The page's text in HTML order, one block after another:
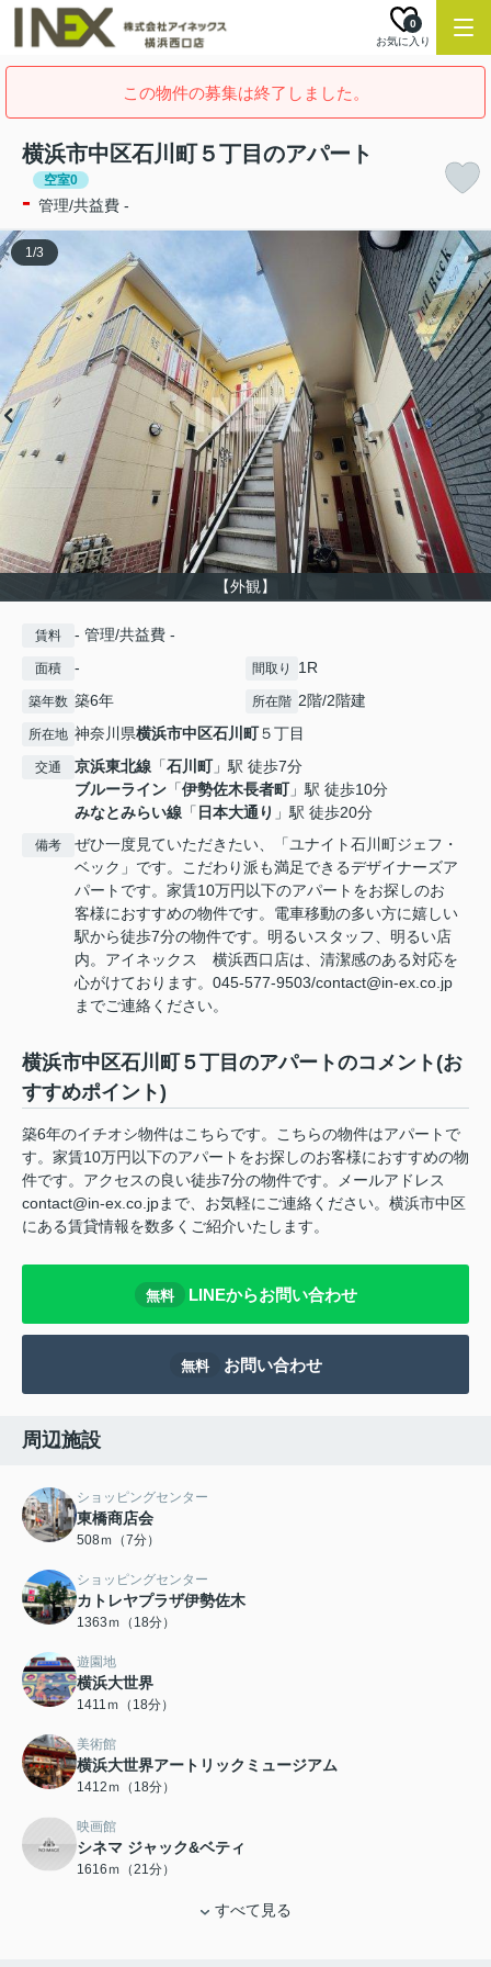
お気に入り
0
この物件の募集は終了しました。
横浜市中区石川町５丁目のアパート
空室0
- 管理/共益費 -
【外観】
1/3
賃料 - 管理/共益費 -
面積 - 間取り 1R
築年数 築6年 所在階 2階/2階建
所在地 神奈川県横浜市中区石川町５丁目
交通 京浜東北線 「石川町」駅 徒歩7分
ブルーライン 「伊勢佐木長者町」駅 徒歩10分
みなとみらい線 「 日本大通り 」駅 徒歩20分
備考
ぜひ一度見ていただきたい、「ユナイト石川町ジェフ・
ベック」です。こだわり派も満足できるデザイナーズア
パートです。家賃10万円以下のアパートをお探しのお
客様におすすめの物件です。電車移動の多い方に嬉しい
駅から徒歩7分の物件です。明るいスタッフ、明るい店
内。アイネックス 横浜西口店は、清潔感のある対応を
心がけております。045-577-9503/contact@in-ex.co.jp
までご連絡ください。
横浜市中区石川町５丁目のアパートのコメント(お
すすめポイント)
築6年のイチオシ物件はこちらです。こちらの物件はアパートで
す。家賃10万円以下のアパートをお探しのお客様におすすめの物
件です。アクセスの良い徒歩7分の物件です。メールアドレス
contact@in-ex.co.jpまで、お気軽にご連絡ください。横浜市中区
にある賃貸情報を数多くご紹介いたします。
無料 LINEからお問い合わせ
無料 お問い合わせ
周辺施設
ショッピングセンター
東橋商店会
508ｍ（7分）
ショッピングセンター
カトレヤプラザ伊勢佐木
1363ｍ（18分）
遊園地
横浜大世界
1411ｍ（18分）
美術館
横浜大世界アートリックミュージアム
1412ｍ（18分）
映画館
シネマ ジャック&ベティ
1616ｍ（21分）
すべて見る